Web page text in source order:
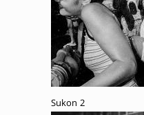
Sukon 2